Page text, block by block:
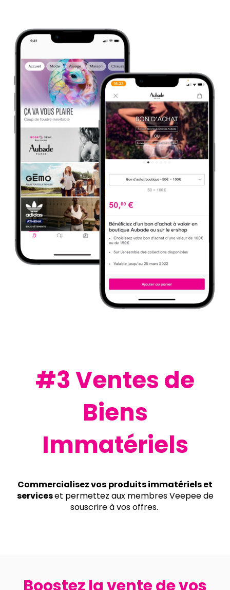
#3 Ventes de
Biens
Immatériels
Commercialisez vos produits immatériels et
serviceset permettez aux membres Veepee de
souscrire à vos offres.